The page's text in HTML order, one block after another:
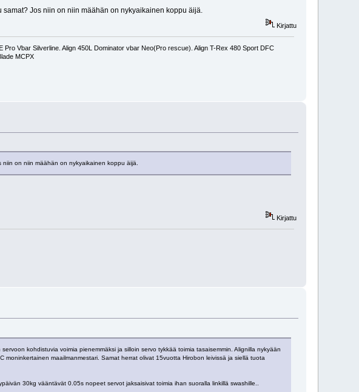
Jos niin on niin määhän on nykyaikainen koppu äijä.
Kirjattu
Vbar Silverline. Align 450L Dominator vbar Neo(Pro rescue). Align T-Rex 480 Sport DFC
MCPX
on niin määhän on nykyaikainen koppu äijä.
Kirjattu
kohdistuvia voimia pienemmäksi ja silloin servo tykkää toimia tasaisemmin. Alignilla nykyään
maailmanmestari. Samat herrat olivat 15vuotta Hirobon leivissä ja siellä tuota
30kg vääntävät 0.05s nopeet servot jaksaisivat toimia ihan suoralla linkillä swashille..